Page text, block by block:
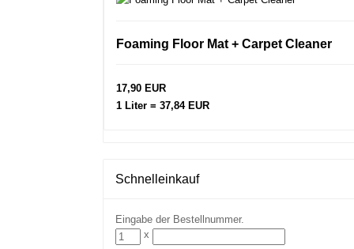
Foaming Floor Mat + Carpet Cleaner
17,90 EUR
1 Liter = 37,84 EUR
Schnelleinkauf
Eingabe der Bestellnummer.
x